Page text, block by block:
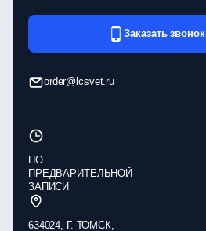
Заказать звонок
order@lcsvet.ru
ПО
ПРЕДВАРИТЕЛЬНОЙ
ЗАПИСИ
634024, Г. ТОМСК,